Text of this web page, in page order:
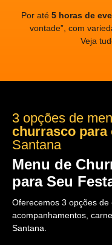
Por até 5 horas de
vontade”, com
Veja
3 opções de
churrasco para
Santana
Menu de
para Seu
Oferecemos 3 opções de
acompanhamentos,
Santana.